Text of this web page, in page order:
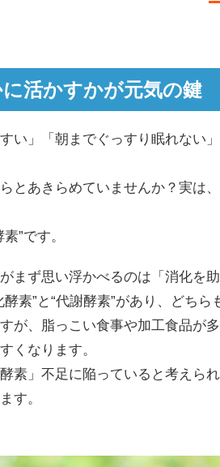
活かすかが元気の鍵
い」「朝までぐっすり眠れな
とあきらめていませんか？実は
”です。
まず思い浮かべるのは「消化を
素”と“代謝酵素”があり、どち
が、脂っこい食事や加工食品が
くなります。
素」不足に陥っていると考えら
す。